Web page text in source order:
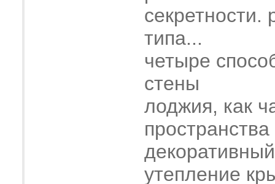
секретности.
типа...
четыре
стены
лоджия, как
пространства
утепление